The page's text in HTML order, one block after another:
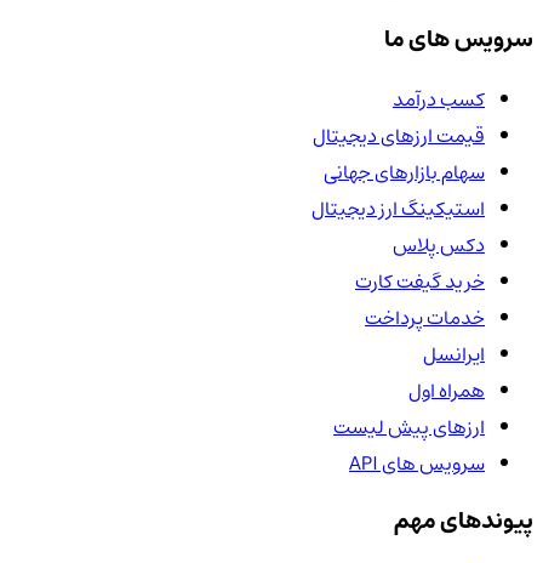
سرویس های ما
کسب درآمد
قیمت ارزهای دیجیتال
سهام بازارهای جهانی
استیکینگ ارز دیجیتال
دکس پلاس
خرید گیفت کارت
خدمات پرداخت
ایرانسل
همراه اول
ارزهای پیش لیست
سرویس های API
پیوندهای مهم